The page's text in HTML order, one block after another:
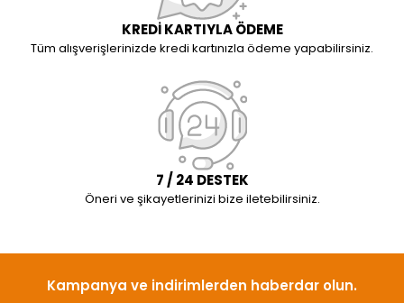
KREDİ KARTIYLA ÖDEME
Tüm alışverişlerinizde kredi kartınızla ödeme yapabilirsiniz.
7 / 24 DESTEK
Öneri ve şikayetlerinizi bize iletebilirsiniz.
Kampanya ve indirimlerden haberdar olun.